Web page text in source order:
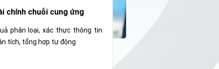
chính chuỗi cung ứng
phân loại, xác thực thông tin
tích, tổng hợp tự động